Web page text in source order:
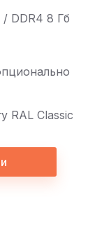
DDR4 8 Гб
RAL Classic